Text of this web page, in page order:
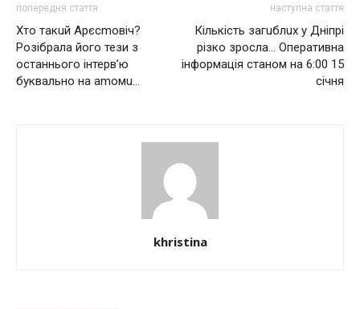
попередня стаття
Хто такuй Арєсmовіч?
Розібрала його тези з
останнього інтерв’ю
буквально на аmомu…
наступна стаття
Кількість загuблuх у Дніпрі
різко зросла… Оперативна
інформація станом на 6:00 15
січня
khristina